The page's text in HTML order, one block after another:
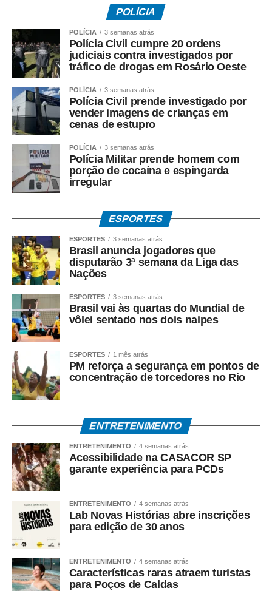
fase final); a tricampeã Itália (2º) contra Holanda; e
Turquia (4ª) contra Canadá (5ª).
[Post Instagram]
Jogos das quartas do torneio
feminino
22/07 – 5h – Itália x Holanda
22/07 – 8h30 –Brasil x Japão
23/07 – 8h30 – Estados Unidos x China
COMENTE ABAIXO:
WhatsApp
Facebook
POLÍCIA
POLÍCIA 3 semanas atrás
Polícia Civil cumpre 20 ordens
judiciais contra investigados por
tráfico de drogas em Rosário Oeste
POLÍCIA 3 semanas atrás
Polícia Civil prende investigado por
vender imagens de crianças em
cenas de estupro
POLÍCIA 3 semanas atrás
Polícia Militar prende homem com
porção de cocaína e espingarda
irregular
ESPORTES
ESPORTES 3 semanas atrás
Brasil anuncia jogadores que
disputarão 3ª semana da Liga das
Nações
ESPORTES 3 semanas atrás
Brasil vai às quartas do Mundial de
vôlei sentado nos dois naipes
ESPORTES 1 mês atrás
PM reforça a segurança em pontos de
concentração de torcedores no Rio
ENTRETENIMENTO
ENTRETENIMENTO 4 semanas atrás
Acessibilidade na CASACOR SP
garante experiência para PCDs
ENTRETENIMENTO 4 semanas atrás
Lab Novas Histórias abre inscrições
para edição de 30 anos
ENTRETENIMENTO 4 semanas atrás
Características raras atraem turistas
para Poços de Caldas